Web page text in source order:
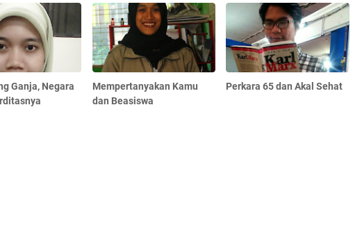
Ganja, Negara
Mempertanyakan Kamu
dan Beasiswa
Perkara 65 dan Akal Sehat